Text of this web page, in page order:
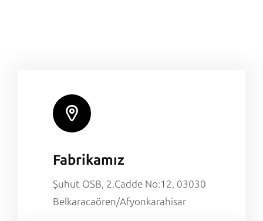
Fabrikamız
Şuhut OSB, 2.Cadde No:12, 03030
Belkaracaören/Afyonkarahisar